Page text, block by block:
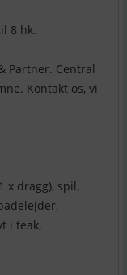
8 hk.
Partner. Central
Kontakt os, vi
x dragg), spil,
i teak,